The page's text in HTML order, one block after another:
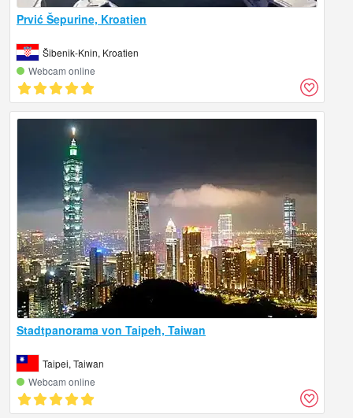
Prvić Šepurine, Kroatien
Šibenik-Knin, Kroatien
Webcam online
Stadtpanorama von Taipeh, Taiwan
Taipei, Taiwan
Webcam online